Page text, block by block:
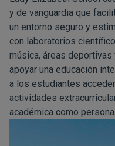
y de vanguardia que
un entorno seguro y
con laboratorios
música, áreas
apoyar una educación
a los estudiantes
actividades
académica como